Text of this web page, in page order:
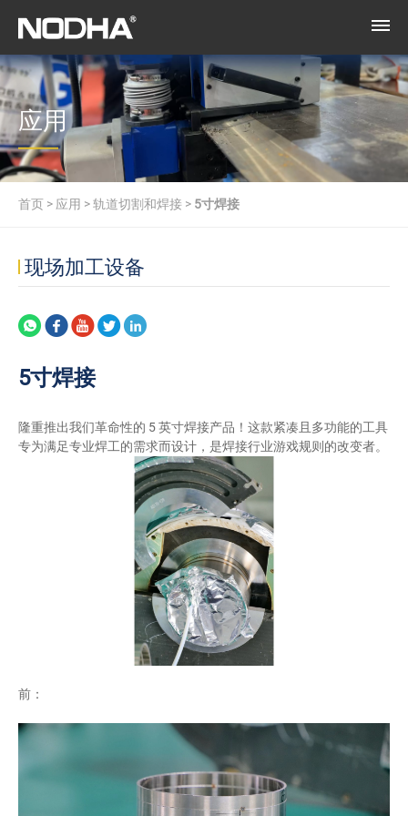
应用
首页 > 应用 >轨道切割和焊接 > 5寸焊接
现场加工设备
5寸焊接
隆重推出我们革命性的 5 英寸焊接产品！ 这款紧凑且多功能的工具
专为满足专业焊工的需求而设计，是焊接行业游戏规则的改变者。
前：